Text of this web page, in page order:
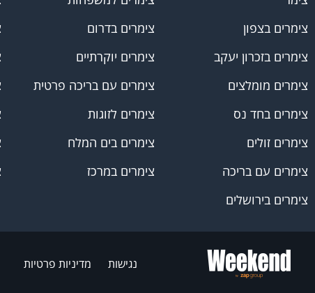
צימרים בצפון
צימרים בזכרון יעקב
צימרים מומלצים
צימרים בחד נס
צימרים זולים
צימרים עם בריכה
צימרים בירושלים
צימרים בדרום
צימרים יוקרתיים
צימרים עם בריכה פרטית
צימרים לזוגות
צימרים בים המלח
צימרים במרכז
נגישות מדיניות פרטיות